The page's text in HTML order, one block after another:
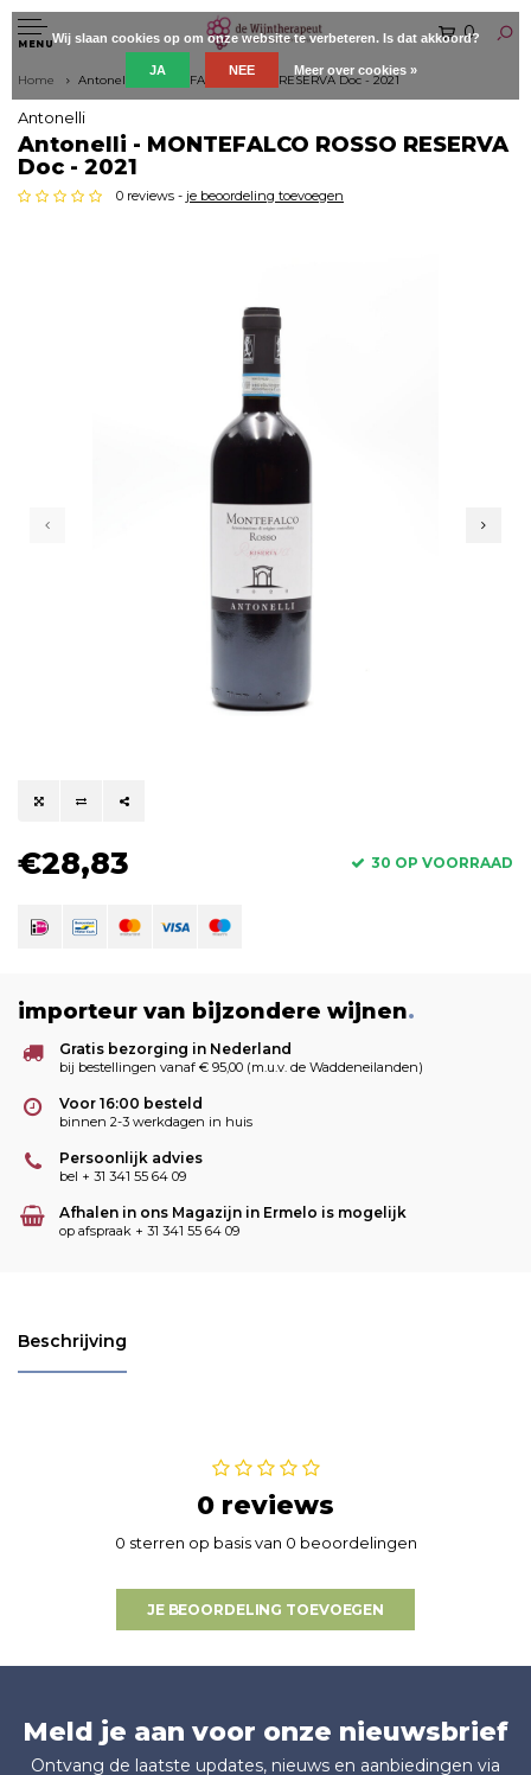
MENU
0
Home Antonelli - MONTEFALCO ROSSO RESERVA Doc - 2021
Antonelli
Antonelli - MONTEFALCO ROSSO RESERVA
Doc - 2021
0 reviews - je beoordeling toevoegen
€28,83 30 OP VOORRAAD
importeur van bijzondere wijnen.
Gratis bezorging in Nederland
bij bestellingen vanaf € 95,00 (m.u.v. de Waddeneilanden)
Voor 16:00 besteld
binnen 2-3 werkdagen in huis
Persoonlijk advies
bel + 31 341 55 64 09
Afhalen in ons Magazijn in Ermelo is mogelijk
op afspraak + 31 341 55 64 09
Beschrijving
0 reviews
0 sterren op basis van 0 beoordelingen
JE BEOORDELING TOEVOEGEN
Meld je aan voor onze nieuwsbrief
Ontvang de laatste updates, nieuws en aanbiedingen via
Wij slaan cookies op om onze website te verbeteren. Is dat akkoord?
JA NEE Meer over cookies »